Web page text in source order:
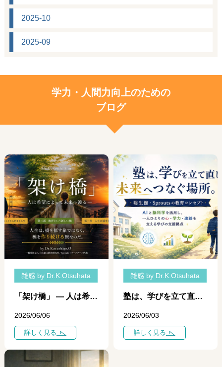
2025-10
2025-09
学力・人間力向上のための
ブログ
雑感 by Dr.K.Otsuhata
「架け橋」 ― 人は希望によって未来へ渡る ― 三部作ダイジェスト版 聡生館ブログ特別編 （完全版は Ameba Blogに掲載）
2026/06/06
詳しく見る
雑感 by Dr.K.Otsuhata
塾は、学びを立て直す場所である ― 聡生館・Sproutsが考える「学力のリハビリステーション」―
2026/06/03
詳しく見る